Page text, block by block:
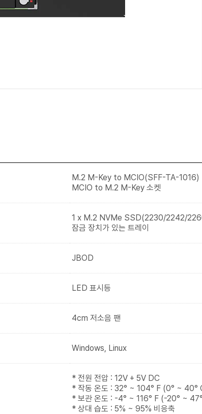
M.2 M-Key to MCIO(SFF-TA-1016)
MCIO to M.2 M-Key 소켓
1 x M.2 NVMe SSD(2230/2242/
잠금 장치가 있는 트레이
JBOD
LED 표시등
4cm 저소음 팬
Windows, Linux
* 전원 전압 : 12V + 5V DC
* 작동 온도 : 32° ~ 104° F (0° ~ 40°
* 보관 온도 : -4° ~ 116° F (-20° ~
* 상대 습도 : 5% ~ 95% 비응축